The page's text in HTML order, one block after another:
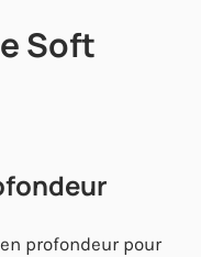
Soft
profondeur pour